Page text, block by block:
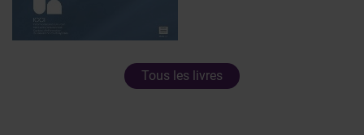
Tous les livres